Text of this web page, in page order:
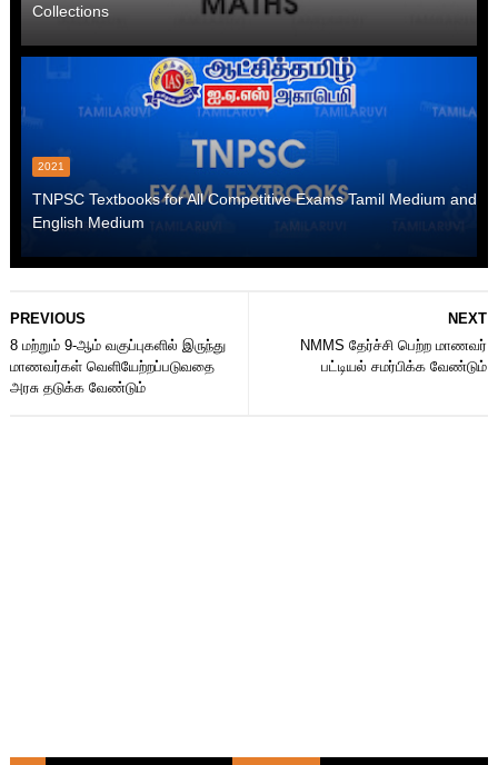
Collections
2021
TNPSC Textbooks for All Competitive Exams Tamil Medium and
English Medium
NEXT
NMMS தேர்ச்சி பெற்ற மாணவர்
பட்டியல் சமர்பிக்க வேண்டும்
PREVIOUS
8 மற்றும் 9-ஆம் வகுப்புகளில் இருந்து
மாணவர்கள் வெளியேற்றப்படுவதை
அரசு தடுக்க வேண்டும்